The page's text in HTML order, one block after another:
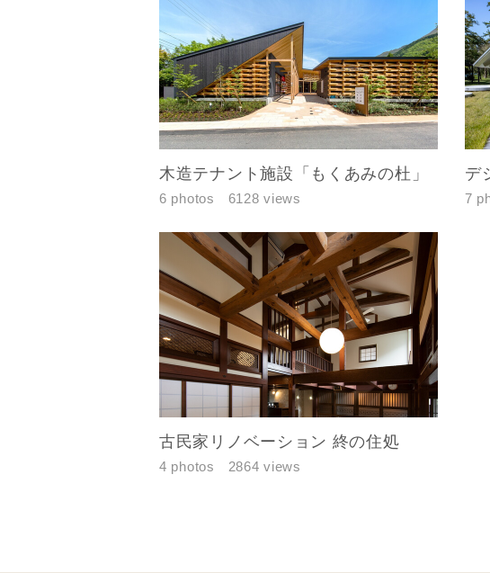
木造テナント施設「もくあみの杜」
6 photos 6128 views
デ
7
古民家リノベーション 終の住処
4 photos 2864 views
建築予定地
希望の予算
完成希望時期
専門家の都合により、資
じめご了承ください。